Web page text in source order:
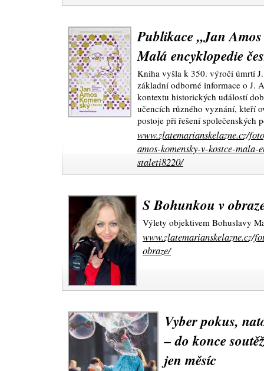
Publikace „Jan
Malá encyklopedie
Kniha vyšla k 350. výročí úmrtí
základní odborné informace o J.
kontextu historických událostí
učencích různého vyznání, kteří
postoje při řešení společenských
www.zlatemarianskelazne.cz/
amos-komensky-v-kostce-mala-
staleti8220/
S Bohunkou v
Výlety objektivem Bohuslavy
www.zlatemarianskelazne.cz/
obraze/
Vyber pokus,
– do konce
jen měsíc